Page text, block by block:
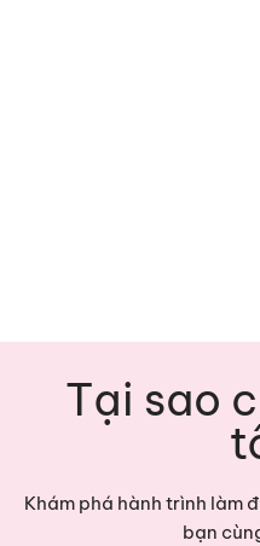
Tại sao
Khám phá hành trình làm
bạn